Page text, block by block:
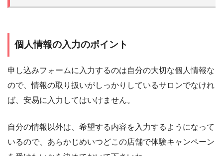
個人情報の入力のポイント
申し込みフォームに入力するのは自分の大切な個人情報な
ので、情報の取り扱いがしっかりしているサロンでなけれ
ば、安易に入力してはいけません。
自分の情報以外は、希望する内容を入力するようになって
いるので、あらかじめいつどこの店舗で体験キャンペーン